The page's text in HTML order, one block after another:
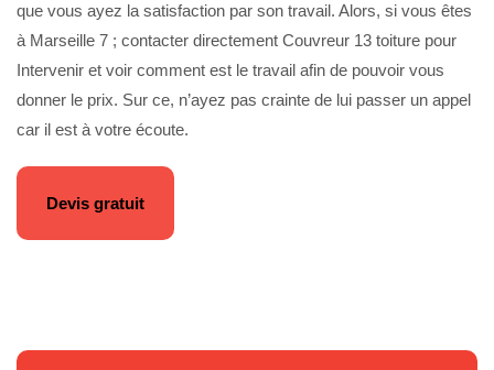
que vous ayez la satisfaction par son travail. Alors, si vous êtes
à Marseille 7 ; contacter directement Couvreur 13 toiture pour
Intervenir et voir comment est le travail afin de pouvoir vous
donner le prix. Sur ce, n’ayez pas crainte de lui passer un appel
car il est à votre écoute.
Devis gratuit